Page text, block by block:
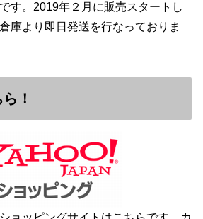
す。2019年２月に販売スタートし
庫より即日発送を行なっておりま
！